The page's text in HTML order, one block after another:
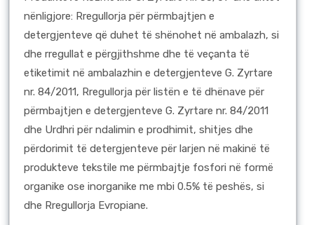
nënligjore: Rregullorja për përmbajtjen e
detergjenteve që duhet të shënohet në ambalazh, si
dhe rregullat e përgjithshme dhe të veçanta të
etiketimit në ambalazhin e detergjenteve G. Zyrtare
nr. 84/2011, Rregullorja për listën e të dhënave për
përmbajtjen e detergjenteve G. Zyrtare nr. 84/2011
dhe Urdhri për ndalimin e prodhimit, shitjes dhe
përdorimit të detergjenteve për larjen në makinë të
produkteve tekstile me përmbajtje fosfori në formë
organike ose inorganike me mbi 0.5% të peshës, si
dhe Rregullorja Evropiane.